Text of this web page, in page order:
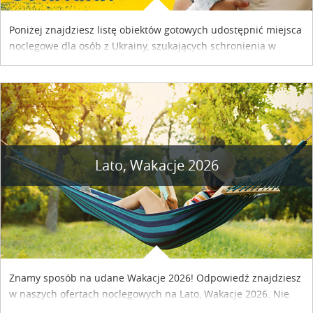
Poniżej znajdziesz listę obiektów gotowych udostępnić miejsca
noclegowe dla osób z Ukrainy, szukających schronienia w
Lato, Wakacje 2026
Znamy sposób na udane Wakacje 2026! Odpowiedź znajdziesz
w naszych ofertach noclegowych na Lato, Wakacje 2026. Nie